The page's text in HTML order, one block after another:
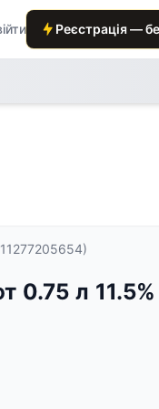
Реєстрація —
0.75 л 11.5%